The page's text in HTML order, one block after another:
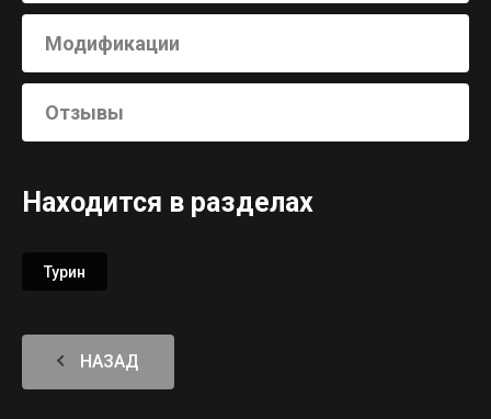
Модификации
Отзывы
Находится в разделах
Турин
НАЗАД